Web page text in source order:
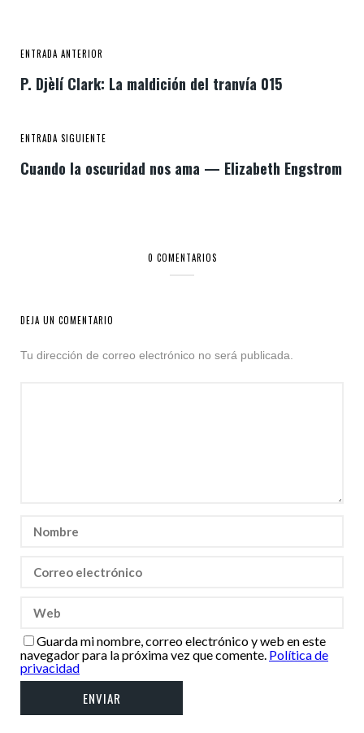
ENTRADA ANTERIOR
P. Djèlí Clark: La maldición del tranvía 015
ENTRADA SIGUIENTE
Cuando la oscuridad nos ama — Elizabeth Engstrom
0 COMENTARIOS
DEJA UN COMENTARIO
Tu dirección de correo electrónico no será publicada.
Guarda mi nombre, correo electrónico y web en este
navegador para la próxima vez que comente. Política de
privacidad